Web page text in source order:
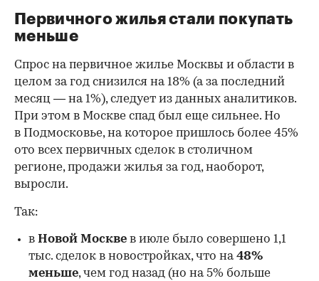
Первичного жилья стали покупать
меньше
Спрос на первичное жилье Москвы и области в
целом за год снизился на 18% (а за последний
месяц — на 1%), следует из данных аналитиков.
При этом в Москве спад был еще сильнее. Но
в Подмосковье, на которое пришлось более 45%
ото всех первичных сделок в столичном
регионе, продажи жилья за год, наоборот,
выросли.
Так:
в Новой Москве в июле было совершено 1,1
тыс. сделок в новостройках, что на48%
меньше, чем год назад (но на 5% больше